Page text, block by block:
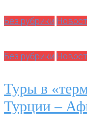
Без рубрики
Без рубрики
Туры в
Турции –